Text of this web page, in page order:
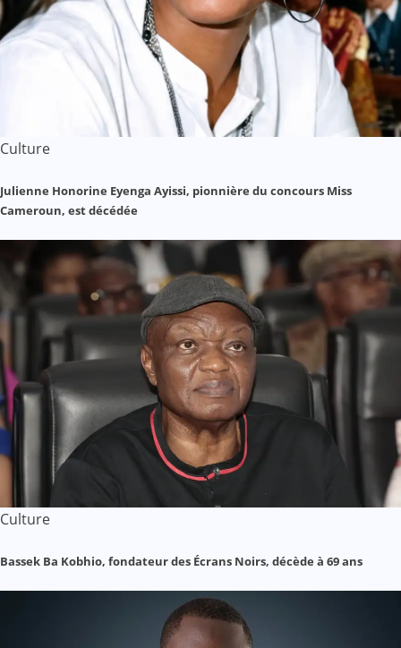
Culture
Julienne Honorine Eyenga Ayissi, pionnière du concours Miss
Cameroun, est décédée
Culture
Bassek Ba Kobhio, fondateur des Écrans Noirs, décède à 69 ans